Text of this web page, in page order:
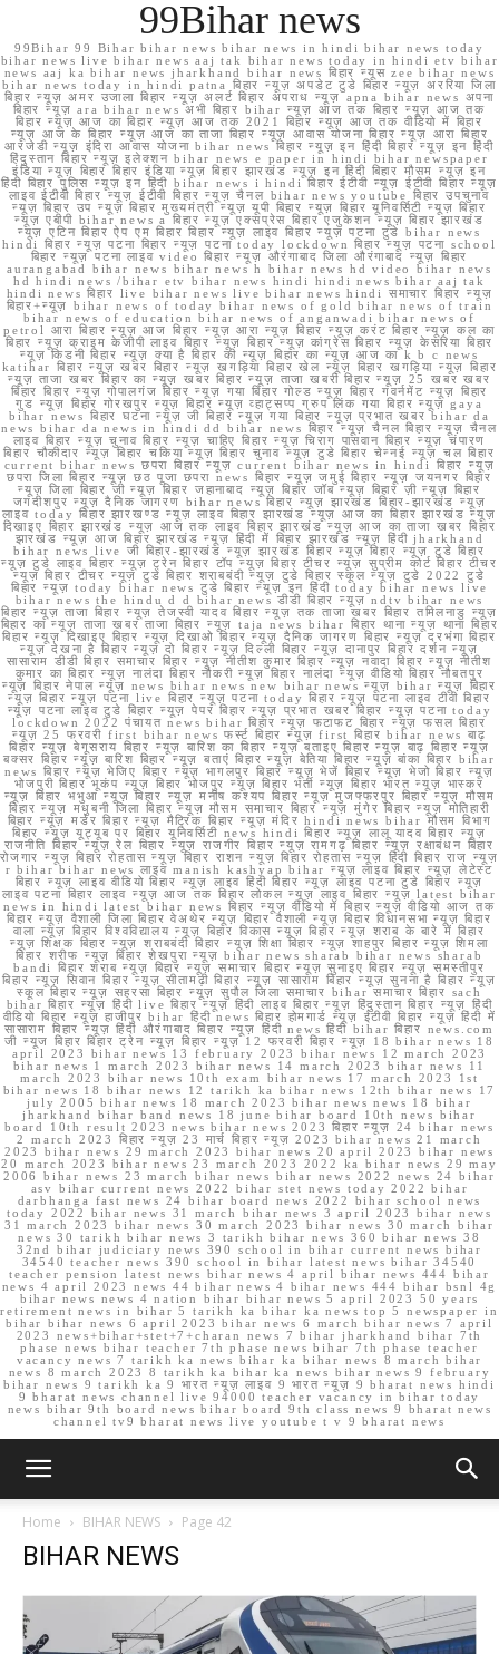
99Bihar news
99Bihar 99 Bihar bihar news bihar news in hindi bihar news today
bihar news live bihar news aaj tak bihar news today in hindi etv bihar
news aaj ka bihar news jharkhand bihar news बिहार न्यूस zee bihar news
bihar news today in hindi patna बिहार न्यूज़ अपडेट टुडे बिहार न्यूज़ अररिया जिला
बिहार न्यूज़ अमर उजाला बिहार न्यूज़ अलर्ट बिहार अपराध न्यूज़ apna bihar news अपना
बिहार न्यूज़ ara bihar news अभी बिहार bihar न्यूज़ आज तक बिहार न्यूज़ आज तक
बिहार न्यूज़ आज का बिहार न्यूज़ आज तक 2021 बिहार न्यूज़ आज तक वीडियो में बिहार
न्यूज़ आज के बिहार न्यूज़ आज का ताजा बिहार न्यूज़ आवास योजना बिहार न्यूज़ आरा बिहार
आरजेडी न्यूज़ इंदिरा आवास योजना bihar news बिहार न्यूज़ इन हिंदी बिहार न्यूज़ इन हिंदी
हिंदुस्तान बिहार न्यूज़ इलेक्शन bihar news e paper in hindi bihar newspaper
इंडिया न्यूज़ बिहार बिहार इंडिया न्यूज़ बिहार झारखंड न्यूज़ इन हिंदी बिहार मौसम न्यूज़ इन
हिंदी बिहार पुलिस न्यूज़ इन हिंदी bihar news i hindi बिहार ईटीवी न्यूज़ ईटीवी बिहार न्यूज़
लाइव ईटीवी बिहार न्यूज़ ईटीवी बिहार न्यूज़ चैनल bihar news youtube बिहार उपचुनाव
न्यूज़ बिहार उप न्यूज़ बिहार मुख्यमंत्री न्यूज़ यूपी बिहार न्यूज़ बिहार यूनिवर्सिटी न्यूज़ बिहार
न्यूज़ एबीपी bihar news a बिहार न्यूज़ एक्सप्रेस बिहार एजुकेशन न्यूज़ बिहार झारखंड
न्यूज़ एटिन बिहार ऐप एम बिहार बिहार न्यूज़ लाइव बिहार न्यूज़ पटना टुडे bihar news
hindi बिहार न्यूज़ पटना बिहार न्यूज़ पटना today lockdown बिहार न्यूज़ पटना school
बिहार न्यूज़ पटना लाइव video बिहार न्यूज़ औरंगाबाद जिला औरंगाबाद न्यूज़ बिहार
aurangabad bihar news bihar news h bihar news hd video bihar news
hd hindi news /bihar etv bihar news hindi hindi news bihar aaj tak
hindi news बिहार live bihar news live bihar news hindi समाचार बिहार न्यूज़
बिहार+न्यूज़ bihar news of today bihar news of gold bihar news of train
bihar news of education bihar news of anganwadi bihar news of
petrol आरा बिहार न्यूज़ आज बिहार न्यूज़ आरा न्यूज़ बिहार न्यूज़ करंट बिहार न्यूज़ कल का
बिहार न्यूज़ क्राइम केजीपी लाइव बिहार न्यूज़ बिहार न्यूज़ कांग्रेस बिहार न्यूज़ केसरिया बिहार
न्यूज़ किडनी बिहार न्यूज़ क्या है बिहार की न्यूज़ बिहार का न्यूज़ आज का k b c news
katihar बिहार न्यूज़ खबर बिहार न्यूज़ खगड़िया बिहार खेल न्यूज़ बिहार खगड़िया न्यूज़ बिहार
न्यूज़ ताजा खबर बिहार का न्यूज़ खबर बिहार न्यूज़ ताजा खबरी बिहार न्यूज़ 25 खबर खबर
बिहार बिहार न्यूज़ गोपालगंज बिहार न्यूज़ गया बिहार गोल्ड न्यूज़ बिहार गवर्नमेंट न्यूज़ बिहार
गुड न्यूज़ बिहार गोरखपुर न्यूज़ बिहार न्यूज़ व्हाट्सप्प ग्रुप लिंक गया बिहार न्यूज़ gaya
bihar news बिहार घटना न्यूज़ जी बिहार न्यूज़ गया बिहार न्यूज़ प्रभात खबर bihar da
news bihar da news in hindi dd bihar news बिहार न्यूज़ चैनल बिहार न्यूज़ चैनल
लाइव बिहार न्यूज़ चुनाव बिहार न्यूज़ चाहिए बिहार न्यूज़ चिराग पासवान बिहार न्यूज़ चंपारण
बिहार चौकीदार न्यूज़ बिहार चकिया न्यूज़ बिहार चुनाव न्यूज़ टुडे बिहार चेन्नई न्यूज़ चल बिहार
current bihar news छपरा बिहार न्यूज़ current bihar news in hindi बिहार न्यूज़
छपरा जिला बिहार न्यूज़ छठ पूजा छपरा news बिहार न्यूज़ जमुई बिहार न्यूज़ जयनगर बिहार
न्यूज़ जिला बिहार जी न्यूज़ बिहार जहानाबाद न्यूज़ बिहार जॉब न्यूज़ बिहार ज़ी न्यूज़ बिहार
जगदीशपुर न्यूज़ दैनिक जागरण bihar news बिहार न्यूज़ झारखंड बिहार-झारखंड न्यूज़
लाइव today बिहार झारखण्ड न्यूज़ लाइव बिहार झारखंड न्यूज़ आज का बिहार झारखंड न्यूज़
दिखाइए बिहार झारखंड न्यूज़ आज तक लाइव बिहार झारखंड न्यूज़ आज का ताजा खबर बिहार
झारखंड न्यूज़ आज बिहार झारखंड न्यूज़ हिंदी में बिहार झारखंड न्यूज़ हिंदी jharkhand
bihar news live जी बिहार-झारखंड न्यूज़ झारखंड बिहार न्यूज़ बिहार न्यूज़ टुडे बिहार
न्यूज़ टुडे लाइव बिहार न्यूज़ ट्रेन बिहार टॉप न्यूज़ बिहार टीचर न्यूज़ सुप्रीम कोर्ट बिहार टीचर
न्यूज़ बिहार टीचर न्यूज़ टुडे बिहार शराबबंदी न्यूज़ टुडे बिहार स्कूल न्यूज़ टुडे 2022 टुडे
बिहार न्यूज़ today bihar news टुडे बिहार न्यूज़ इन हिंदी today bihar news live
bihar news the hindu d d bihar news डीडी बिहार न्यूज़ ndtv bihar news
बिहार न्यूज़ ताजा बिहार न्यूज़ तेजस्वी यादव बिहार न्यूज़ तक ताजा खबर बिहार तमिलनाडु न्यूज़
बिहार का न्यूज़ ताजा खबर ताजा बिहार न्यूज़ taja news bihar बिहार थाना न्यूज़ थाना बिहार
बिहार न्यूज़ दिखाइए बिहार न्यूज़ दिखाओ बिहार न्यूज़ दैनिक जागरण बिहार न्यूज़ दरभंगा बिहार
न्यूज़ देखना है बिहार न्यूज़ दो बिहार न्यूज़ दिल्ली बिहार न्यूज़ दानापुर बिहार दर्शन न्यूज़
सासाराम डीडी बिहार समाचार बिहार न्यूज़ नीतीश कुमार बिहार न्यूज़ नवादा बिहार न्यूज़ नीतीश
कुमार का बिहार न्यूज़ नालंदा बिहार नौकरी न्यूज़ बिहार नालंदा न्यूज़ वीडियो बिहार नौबतपुर
न्यूज़ बिहार नेपाल न्यूज़ news bihar news new bihar news न्यूज़ bihar न्यूज़ बिहार
न्यूज़ बिहार न्यूज़ पटना live बिहार न्यूज़ पटना today बिहार न्यूज़ पटना लाइव टीवी बिहार
न्यूज़ पटना लाइव टुडे बिहार न्यूज़ पेपर बिहार न्यूज़ प्रभात खबर बिहार न्यूज़ पटना today
lockdown 2022 पंचायत news bihar बिहार न्यूज़ फटाफट बिहार न्यूज़ फसल बिहार
न्यूज़ 25 फरवरी first bihar news फर्स्ट बिहार न्यूज़ first बिहार bihar news बाढ़
बिहार न्यूज़ बेगूसराय बिहार न्यूज़ बारिश का बिहार न्यूज़ बताइए बिहार न्यूज़ बाढ़ बिहार न्यूज़
बक्सर बिहार न्यूज़ बारिश बिहार न्यूज़ बताएं बिहार न्यूज़ बेतिया बिहार न्यूज़ बांका बिहार bihar
news बिहार न्यूज़ भेजिए बिहार न्यूज़ भागलपुर बिहार न्यूज़ भेजें बिहार न्यूज़ भेजो बिहार न्यूज़
भोजपुरी बिहार भूकंप न्यूज़ बिहार भोजपुर न्यूज़ बिहार भर्ती न्यूज़ बिहार भारत न्यूज़ भास्कर
न्यूज़ बिहार भभुआ न्यूज़ बिहार न्यूज़ मनीष कश्यप बिहार न्यूज़ मुजफ्फरपुर बिहार न्यूज़ मौसम
बिहार न्यूज़ मधुबनी जिला बिहार न्यूज़ मौसम समाचार बिहार न्यूज़ मुंगेर बिहार न्यूज़ मोतिहारी
बिहार न्यूज़ मर्डर बिहार न्यूज़ मैट्रिक बिहार न्यूज़ मंदिर hindi news bihar मौसम विभाग
बिहार न्यूज़ यूट्यूब पर बिहार यूनिवर्सिटी news hindi बिहार न्यूज़ लालू यादव बिहार न्यूज़
राजनीति बिहार न्यूज़ रेल बिहार न्यूज़ राजगीर बिहार न्यूज़ रामगढ़ बिहार न्यूज़ रक्षाबंधन बिहार
रोजगार न्यूज़ बिहार रोहतास न्यूज़ बिहार राशन न्यूज़ बिहार रोहतास न्यूज़ हिंदी बिहार राज न्यूज़
r bihar bihar news लाइव manish kashyap bihar न्यूज़ लाइव बिहार न्यूज़ लेटेस्ट
बिहार न्यूज़ लाइव वीडियो बिहार न्यूज़ लाइव हिंदी बिहार न्यूज़ लाइव पटना टुडे बिहार न्यूज़
लाइव पटना बिहार लाइव न्यूज़ आज तक बिहार लोकल न्यूज़ लाइव बिहार न्यूज़ latest bihar
news in hindi latest bihar news बिहार न्यूज़ वीडियो में बिहार न्यूज़ वीडियो आज तक
बिहार न्यूज़ वैशाली जिला बिहार वेअथेर न्यूज़ बिहार वैशाली न्यूज़ बिहार विधानसभा न्यूज़ बिहार
वाला न्यूज़ बिहार विश्वविद्यालय न्यूज़ बिहार विकास न्यूज़ बिहार न्यूज़ शराब के बारे में बिहार
न्यूज़ शिक्षक बिहार न्यूज़ शराबबंदी बिहार न्यूज़ शिक्षा बिहार न्यूज़ शाहपुर बिहार न्यूज़ शिमला
बिहार शरीफ न्यूज़ बिहार शेखपुरा न्यूज़ bihar news sharab bihar news sharab
bandi बिहार शराब न्यूज़ बिहार न्यूज़ समाचार बिहार न्यूज़ सुनाइए बिहार न्यूज़ समस्तीपुर
बिहार न्यूज़ सिवान बिहार न्यूज़ सीतामढ़ी बिहार न्यूज़ सासाराम बिहार न्यूज़ सुनना है बिहार न्यूज़
स्कूल बिहार न्यूज़ सहरसा बिहार न्यूज़ सुपौल जिला समाचार bihar समाचार बिहार sach
bihar बिहार न्यूज़ हिंदी live बिहार न्यूज़ हिंदी लाइव बिहार न्यूज़ हिंदुस्तान बिहार न्यूज़ हिंदी
वीडियो बिहार न्यूज़ हाजीपुर bihar हिंदी news बिहार होमगार्ड न्यूज़ ईटीवी बिहार न्यूज़ हिंदी में
सासाराम बिहार न्यूज़ हिंदी औरंगाबाद बिहार न्यूज़ हिंदी news हिंदी bihar बिहार news.com
जी न्यूज बिहार बिहार ट्रेन न्यूज़ बिहार न्यूज़ 12 फरवरी बिहार न्यूज़ 18 bihar news 18
april 2023 bihar news 13 february 2023 bihar news 12 march 2023
bihar news 1 march 2023 bihar news 14 march 2023 bihar news 11
march 2023 bihar news 10th exam bihar news 17 march 2023 1st
bihar news 18 bihar news 12 tarikh ka bihar news 12th bihar news 17
july 2005 bihar news 18 march 2023 bihar news news 18 bihar
jharkhand bihar band news 18 june bihar board 10th news bihar
board 10th result 2023 news bihar news 2023 बिहार न्यूज़ 24 bihar news
2 march 2023 बिहार न्यूज़ 23 मार्च बिहार न्यूज़ 2023 bihar news 21 march
2023 bihar news 29 march 2023 bihar news 20 april 2023 bihar news
20 march 2023 bihar news 23 march 2023 2022 ka bihar news 29 may
2006 bihar news 23 march bihar news bihar news 2022 news 24 bihar
asv bihar current news 2022 bihar stet news today 2022 bihar
darbhanga fast news 24 bihar board news 2022 bihar school news
today 2022 bihar news 31 march bihar news 3 april 2023 bihar news
31 march 2023 bihar news 30 march 2023 bihar news 30 march bihar
news 30 tarikh bihar news 3 tarikh bihar news 360 bihar news 38
32nd bihar judiciary news 390 school in bihar current news bihar
34540 teacher news 390 school in bihar latest news bihar 34540
teacher pension latest news bihar news 4 april bihar news 444 bihar
news 4 april 2023 news 44 bihar news 4 bihar news 444 bihar bsnl 4g
bihar news news 4 nation bihar bihar news 5 april 2023 50 years
retirement news in bihar 5 tarikh ka bihar ka news top 5 newspaper in
bihar bihar news 6 april 2023 bihar news 6 march bihar news 7 april
2023 news+bihar+stet+7+charan news 7 bihar jharkhand bihar 7th
phase news bihar teacher 7th phase news bihar 7th phase teacher
vacancy news 7 tarikh ka news bihar ka bihar news 8 march bihar
news 8 march 2023 8 tarikh ka bihar ka news bihar news 9 february
bihar news 9 tarikh ka 9 भारत न्यूज़ लाइव 9 भारत न्यूज़ 9 bharat news hindi
9 bharat news channel live 94000 teacher vacancy in bihar today
news bihar 9th board news bihar board 9th class news 9 bharat news
channel tv9 bharat news live youtube t v 9 bharat news
Home BIHAR NEWS Page 42
BIHAR NEWS